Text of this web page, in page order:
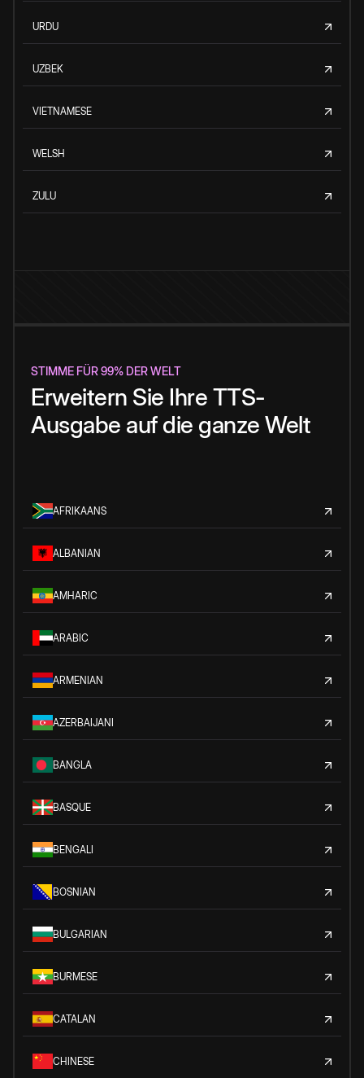
URDU
UZBEK
VIETNAMESE
WELSH
ZULU
STIMME FÜR 99% DER WELT
Erweitern Sie Ihre TTS-
Ausgabe auf die ganze Welt
AFRIKAANS
ALBANIAN
AMHARIC
ARABIC
ARMENIAN
AZERBAIJANI
BANGLA
BASQUE
BENGALI
BOSNIAN
BULGARIAN
BURMESE
CATALAN
CHINESE